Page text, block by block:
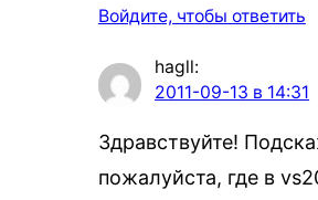
Войдите, чтобы ответить
hagll:
2011-09-13 в 14:31
Здравствуйте!
пожалуйста, где в